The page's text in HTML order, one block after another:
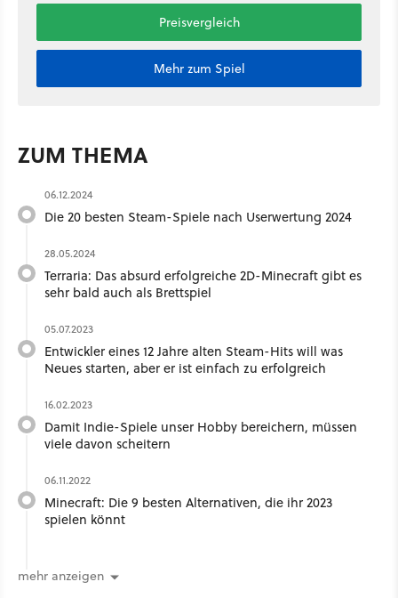
Preisvergleich
Mehr zum Spiel
ZUM THEMA
06.12.2024
Die 20 besten Steam-Spiele nach Userwertung 2024
28.05.2024
Terraria: Das absurd erfolgreiche 2D-Minecraft gibt es
sehr bald auch als Brettspiel
05.07.2023
Entwickler eines 12 Jahre alten Steam-Hits will was
Neues starten, aber er ist einfach zu erfolgreich
16.02.2023
Damit Indie-Spiele unser Hobby bereichern, müssen
viele davon scheitern
06.11.2022
Minecraft: Die 9 besten Alternativen, die ihr 2023
spielen könnt
mehr anzeigen